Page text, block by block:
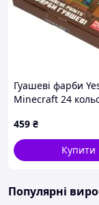
Гуашеві фарби
Minecraft 24
459 ₴
Купити
Популярні